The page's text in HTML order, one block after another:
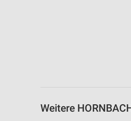
Weitere